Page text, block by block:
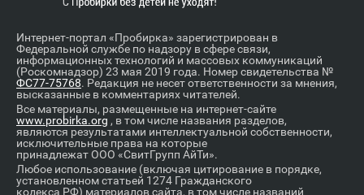
Интернет-портал «Пробирка» зарегистрирован в
Федеральной службе по надзору в сфере связи,
информационных технологий и массовых коммуникаций
(Роскомнадзор) 23 мая 2019 года. Номер свидетельства №
ФС77-75768. Редакция не несет ответственности за мнения,
высказанные в комментариях читателей.
Все материалы, размещенные на интернет-сайте
www.probirka.org , в том числе названия разделов,
являются результатами интеллектуальной собственности,
исключительные права на которые
принадлежат ООО «СвитГрупп АйТи».
Любое использование (включая цитирование в порядке,
установленном статьей 1274 Гражданского
кодекса РФ) материалов сайта, в том числе названий